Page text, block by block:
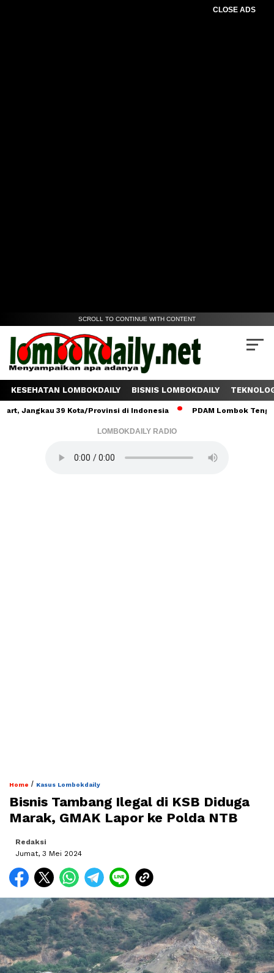
CLOSE ADS
SCROLL TO CONTINUE WITH CONTENT
KESEHATAN LOMBOKDAILY BISNIS LOMBOKDAILY
39 Kota/Provinsi di Indonesia PDAM Lombok Tengah
LOMBOKDAILY RADIO
Home / Kasus Lombokdaily
Bisnis Tambang Ilegal di KSB Diduga
Marak, GMAK Lapor ke Polda NTB
Redaksi
Jumat, 3 Mei 2024